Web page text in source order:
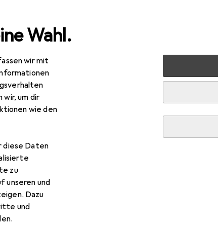
Wahl.
wir mit
um dir
wie den
diese Daten
zu
unseren und
Dazu
und
Kochen + Zubereiten Pfanne +
Bratentopf konisch Apollo
Schmortopf, Aluminium, 24 x 9.10 cm
Bratentopf
zum Produkt Demeyere Bratentopf konisch Apollo